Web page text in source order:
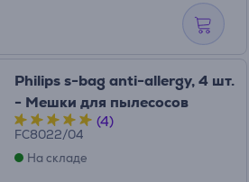
Philips s-bag anti-allergy, 4 шт.
- Мешки для пылесосов
(4)
FC8022/04
На складе